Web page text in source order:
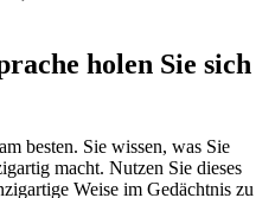
holen Sie sich
besten. Sie wissen, was Sie
macht. Nutzen Sie dieses
Weise im Gedächtnis zu